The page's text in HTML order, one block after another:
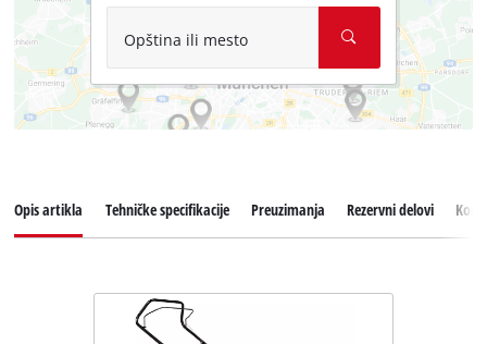
Opština ili mesto
Opis artikla Tehničke specifikacije Preuzimanja Rezervni delovi